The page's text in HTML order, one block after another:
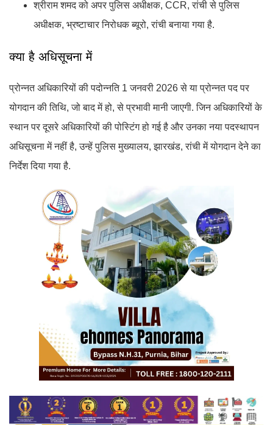
श्रीराम शमद को अपर पुलिस अधीक्षक, CCR, रांची से पुलिस
अधीक्षक, भ्रष्टाचार निरोधक ब्यूरो, रांची बनाया गया है.
क्या है अधिसूचना में
प्रोन्नत अधिकारियों की पदोन्नति 1 जनवरी 2026 से या प्रोन्नत पद पर
योगदान की तिथि, जो बाद में हो, से प्रभावी मानी जाएगी. जिन अधिकारियों के
स्थान पर दूसरे अधिकारियों की पोस्टिंग हो गई है और उनका नया पदस्थापन
अधिसूचना में नहीं है, उन्हें पुलिस मुख्यालय, झारखंड, रांची में योगदान देने का
निर्देश दिया गया है.